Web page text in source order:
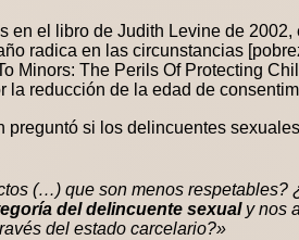
el libro de Judith Levine de
radica en las circunstancias
Minors: The Perils Of Protecting
reducción de la edad de
si los delincuentes
(…) que son menos respetables?
del delincuente sexual y nos
del estado carcelario?»